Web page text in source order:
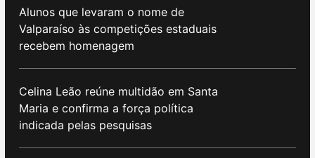
Alunos que levaram o nome de
Valparaíso às competições estaduais
recebem homenagem
Celina Leão reúne multidão em Santa
Maria e confirma a força política
indicada pelas pesquisas